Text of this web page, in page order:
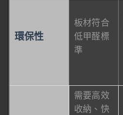
環保性
板材符合
低甲醛標
準
需要高效
收納、快